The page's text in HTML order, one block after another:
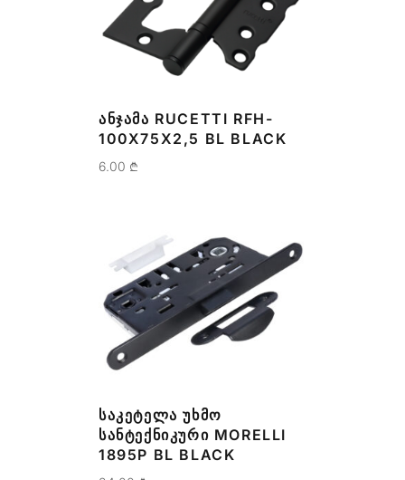
ᲐᲜᲯᲐᲛᲐ RUCETTI RFH-
100X75X2,5 BL BLACK
6.00 ₾
ᲡᲐᲙᲔᲢᲔᲚᲐ ᲣᲮᲛᲝ
ᲡᲐᲜᲢᲔᲥᲜᲘᲙᲣᲠᲘ MORELLI
1895P BL BLACK